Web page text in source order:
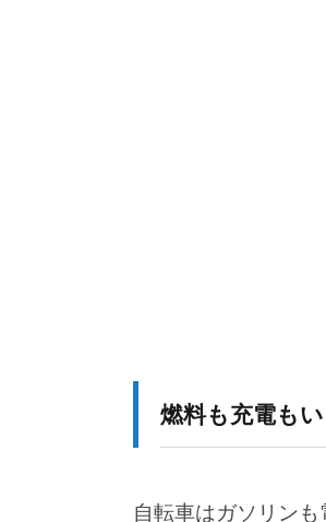
坂道
災害
バッ
自転車に
自転車
タイ
4. 災害時に使
4-2. ライト
燃料も充電も
自転車はガソリン
何事も
のは、